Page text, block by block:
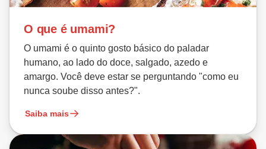
O que é umami?
O umami é o quinto gosto básico do paladar
humano, ao lado do doce, salgado, azedo e
amargo. Você deve estar se perguntando "como eu
nunca soube disso antes?".
Saiba mais